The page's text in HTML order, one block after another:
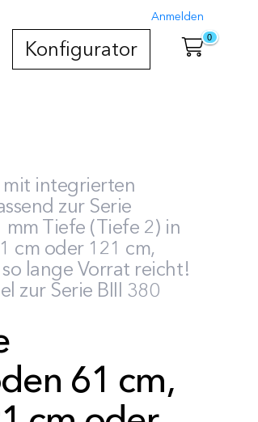
Anmelden
0
Konfigurator
integrierten
zur Serie
mm Tiefe (Tiefe 2) in
cm oder 121 cm,
lange Vorrat reicht!
zur Serie BIII 380
61 cm,